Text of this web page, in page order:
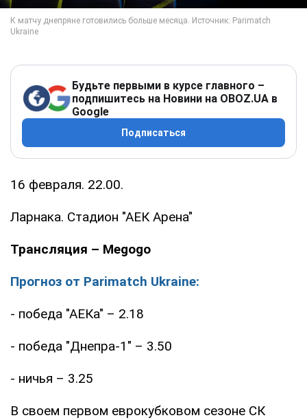
Будьте первыми в курсе главного –
подпишитесь на Новини на OBOZ.UA в
Google
Подписаться
16 февраля. 22.00.
Ларнака. Стадион "АЕК Арена"
Трансляция – Megogo
Прогноз от Parimatch Ukraine:
- победа "АЕКа" – 2.18
- победа "Днепра-1" – 3.50
- ничья – 3.25
В своем первом еврокубковом сезоне СК